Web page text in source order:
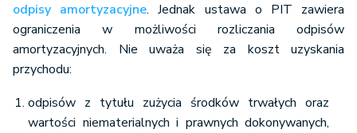
odpisy amortyzacyjne. Jednak ustawa o PIT zawiera
ograniczenia w możliwości rozliczania odpisów
amortyzacyjnych. Nie uważa się za koszt uzyskania
przychodu:
odpisów z tytułu zużycia środków trwałych oraz
wartości niematerialnych i prawnych dokonywanych,